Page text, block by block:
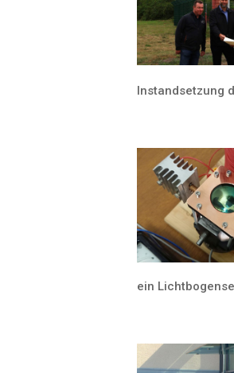
Instandsetzung
ein